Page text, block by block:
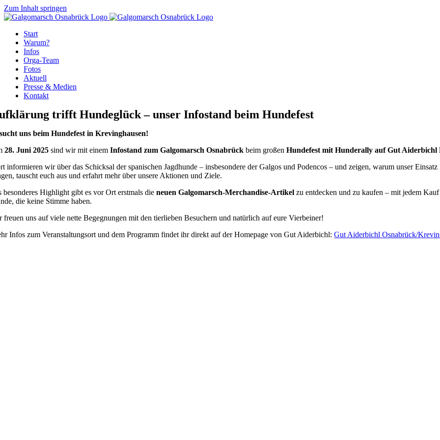
Zum Inhalt springen
Start
Warum?
Infos
Orga-Team
Fotos
Aktuell
Presse & Medien
Kontakt
trifft Hundeglück – unser Infostand beim Hundefest
uns beim Hundefest in Krevinghausen!
28. Juni 2025 sind wir mit einemInfostand zum Galgomarsch Osnabrück beim großenHundefest mit Hunderally auf Gut Aiderbichl
informieren wir über das Schicksal der spanischen Jagdhunde – insbesondere der Galgos und Podencos – und zeigen, warum unser
tauscht euch aus und erfahrt mehr über unsere Aktionen und Ziele.
besonderes Highlight gibt es vor Ort erstmals dieneuen Galgomarsch-Merchandise-Artikel zu entdecken und zu kaufen – mit jedem
die keine Stimme haben.
freuen uns auf viele nette Begegnungen mit den tierlieben Besuchern und natürlich auf eure Vierbeiner!
Infos zum Veranstaltungsort und dem Programm findet ihr direkt auf der Homepage von Gut Aiderbichl:Gut Aiderbichl Osnabrück/